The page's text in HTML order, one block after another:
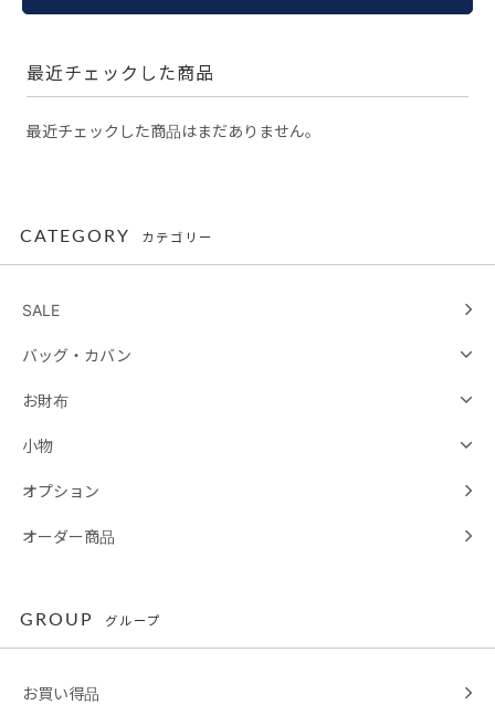
最近チェックした商品
最近チェックした商品はまだありません。
CATEGORY カテゴリー
SALE
バッグ・カバン
お財布
小物
オプション
オーダー商品
GROUP グループ
お買い得品